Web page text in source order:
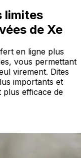
limites
de Xe
en ligne plus
vous permettant
virement. Dites
importants et
plus efficace de